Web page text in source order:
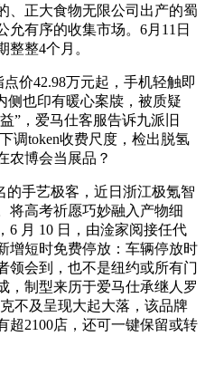
、正大食物无限公司出产的蜀
允有序的收集市场。6月11日
整4个月。
42.98万元起，手机轻触即
侧也印有暖心案牍，被质疑
”，爱马仕客服告诉九派旧
调token收费尺度，检出脱氢
农博会当展品？
手艺极客，近日浙江极氪智
将高考祈愿巧妙融入产物细
6 月 10 日，由淦家阅接任代
增短时免费停放：车辆停放时
领会到，也不是纽约或所有门
，制型来历于爱马仕承继人罗
不及呈现大起大落，该品牌
超2100店，还可一键保留或转